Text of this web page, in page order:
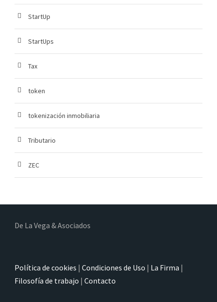
StartUp
StartUps
Tax
token
tokenización inmobiliaria
Tributario
ZEC
De La Vega & Asociados
Política de cookies | Condiciones de Uso | La Firma |
Filosofía de trabajo | Contacto